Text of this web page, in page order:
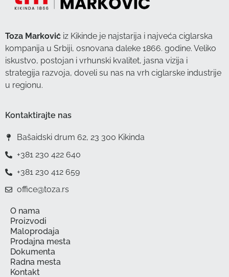
Toza Marković iz Kikinde je najstarija i najveća ciglarska
kompanija u Srbiji, osnovana daleke 1866. godine. Veliko
iskustvo, postojan i vrhunski kvalitet, jasna vizija i
strategija razvoja, doveli su nas na vrh ciglarske industrije
u regionu.
Kontaktirajte nas
Bašaidski drum 62, 23 300 Kikinda
+381 230 422 640
+381 230 412 659
office@toza.rs
O nama
Proizvodi
Maloprodaja
Prodajna mesta
Dokumenta
Radna mesta
Kontakt